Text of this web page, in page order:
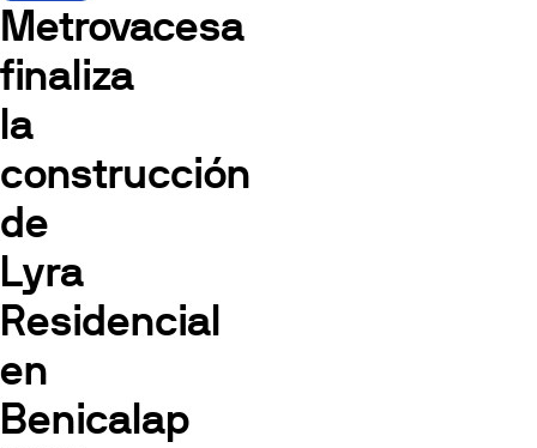
Metrovacesa
finaliza
la
construcción
de
Lyra
Residencial
en
Benicalap